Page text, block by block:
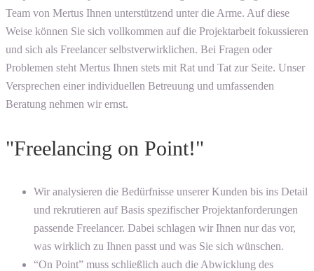
Team von Mertus Ihnen unterstützend unter die Arme. Auf diese
Weise können Sie sich vollkommen auf die Projektarbeit fokussieren
und sich als Freelancer selbstverwirklichen. Bei Fragen oder
Problemen steht Mertus Ihnen stets mit Rat und Tat zur Seite. Unser
Versprechen einer individuellen Betreuung und umfassenden
Beratung nehmen wir ernst.
"Freelancing on Point!"
Wir analysieren die Bedürfnisse unserer Kunden bis ins Detail
und rekrutieren auf Basis spezifischer Projektanforderungen
passende Freelancer. Dabei schlagen wir Ihnen nur das vor,
was wirklich zu Ihnen passt und was Sie sich wünschen.
“On Point” muss schließlich auch die Abwicklung des